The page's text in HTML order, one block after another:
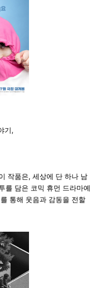
기,
작품은, 세상에 단 하나 남
를 담은 코믹 휴먼 드라마예
통해 웃음과 감동을 전할